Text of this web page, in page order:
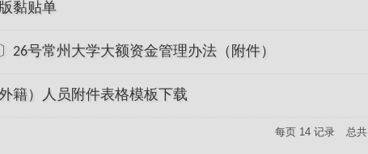
黏贴单
26号常州大学大额资金管理办法（附件）
籍）人员附件表格模板下载
每页 14 记录 总共